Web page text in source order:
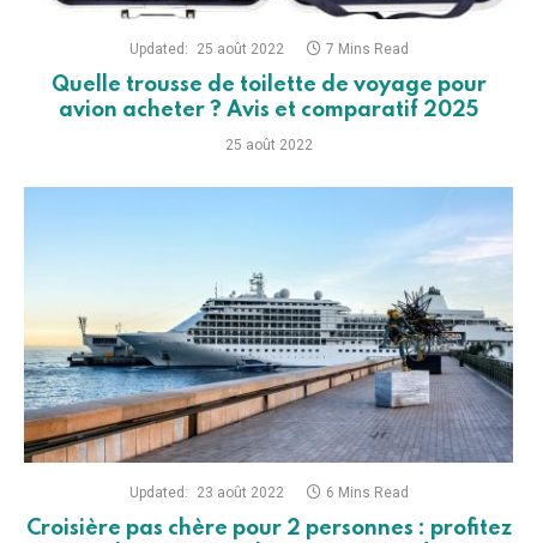
Updated: 25 août 2022 7 Mins Read
Quelle trousse de toilette de voyage pour
avion acheter ? Avis et comparatif 2025
25 août 2022
Updated: 23 août 2022 6 Mins Read
Croisière pas chère pour 2 personnes : profitez